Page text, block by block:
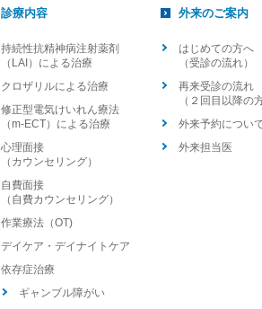
診療内容
持続性抗精神病注射薬剤
（LAI）による治療
クロザリルによる治療
修正型電気けいれん療法
（m-ECT）による治療
心理面接
（カウンセリング）
自費面接
（自費カウンセリング）
作業療法（OT)
デイケア・デイナイトケア
依存症治療
ギャンブル障がい
外来のご案内
はじめての方へ
（受診の流れ）
再来受診の流れ
（２回目以降の方
外来予約につい
外来担当医